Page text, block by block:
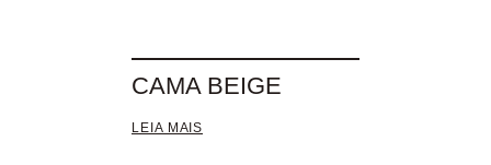
CAMA BEIGE
LEIA MAIS